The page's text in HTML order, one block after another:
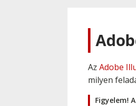
Az Adobe
milyen
Figyelem!